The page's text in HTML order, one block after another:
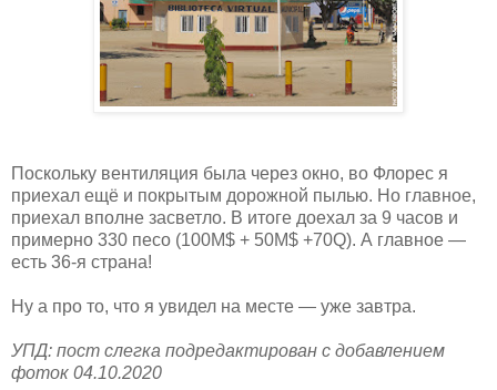
Поскольку вентиляция была через окно, во Флорес я
приехал ещё и покрытым дорожной пылью. Но главное,
приехал вполне засветло. В итоге доехал за 9 часов и
примерно 330 песо (100M$ + 50M$ +70Q). А главное —
есть 36-я страна!
Ну а про то, что я увидел на месте — уже завтра.
УПД: пост слегка подредактирован с добавлением
фоток 04.10.2020